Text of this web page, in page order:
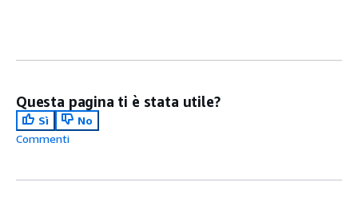
Questa pagina ti è stata utile?
Sì
No
Commenti